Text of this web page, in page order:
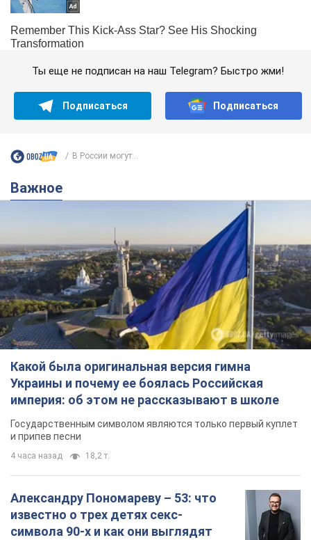
Ты еще не подписан на наш Telegram? Быстро жми!
Подписаться Подписаться
В России могут...
Важное
Какой была оригинальная версия гимна
Украины и почему ее боялась Российская
империя: об этом не рассказывают в школе
Государственным символом являются только первый куплет
и припев песни
4 часа назад 18,2 т.
Александру Пономареву – 53: что
известно о трех детях секс-
символа 90-х и как они выглядят